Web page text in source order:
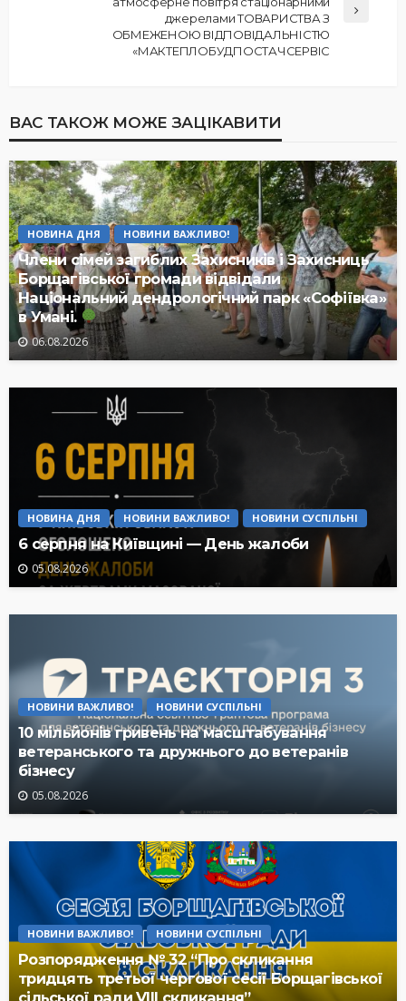
джерелами ТОВАРИСТВА З
ОБМЕЖЕНОЮ ВІДПОВІДАЛЬНІСТЮ
«МАКТЕПЛОБУДПОСТАЧСЕРВІС
ВАС ТАКОЖ МОЖЕ ЗАЦІКАВИТИ
НОВИНА ДНЯ НОВИНИ ВАЖЛИВО!
Члени сімей загиблих Захисників і Захисниць
Борщагівської громади відвідали
Національний дендрологічний парк «Софіївка»
в Умані.
06.08.2026
НОВИНА ДНЯ НОВИНИ ВАЖЛИВО! НОВИНИ СУСПІЛЬНІ
6 серпня на Київщині — День жалоби
05.08.2026
НОВИНИ ВАЖЛИВО! НОВИНИ СУСПІЛЬНІ
10 мільйонів гривень на масштабування
ветеранського та дружнього до ветеранів
бізнесу
05.08.2026
НОВИНИ ВАЖЛИВО! НОВИНИ СУСПІЛЬНІ
Розпорядження № 32 “Про скликання
тридцять третьої чергової сесії Борщагівської
сільської ради VIII скликання”